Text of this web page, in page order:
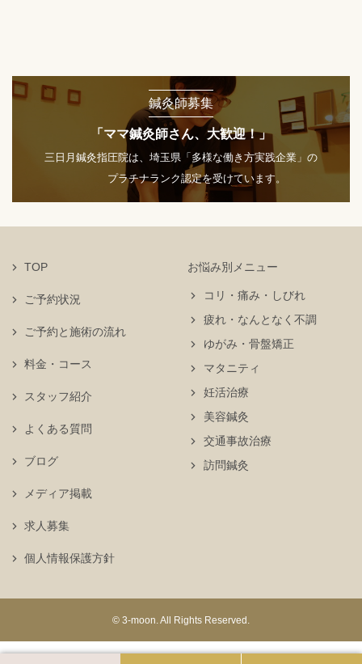
鍼灸師募集
「ママ鍼灸師さん、大歓迎！」
三日月鍼灸指圧院は、埼玉県「多様な働き方実践企業」の
プラチナランク認定を受けています。
TOP
ご予約状況
お悩み別メニュー
コリ・痛み・しびれ
疲れ・なんとなく不調
ゆがみ・骨盤矯正
マタニティ
妊活治療
美容鍼灸
交通事故治療
訪問鍼灸
ご予約と施術の流れ
料金・コース
スタッフ紹介
よくある質問
ブログ
メディア掲載
求人募集
個人情報保護方針
© 3-moon. All Rights Reserved.